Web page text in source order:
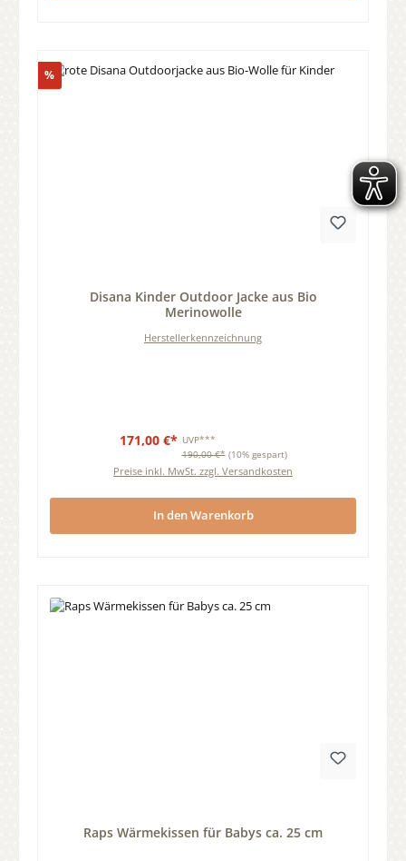
%Rabatt
Disana Kinder Outdoor Jacke aus Bio
Merinowolle
Herstellerkennzeichnung
171,00 €* UVP***
190,00 €* (10% gespart)
Preise inkl. MwSt. zzgl. Versandkosten
In den Warenkorb
Raps Wärmekissen für Babys ca. 25 cm